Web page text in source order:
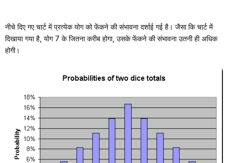
नीचे दिए गए चार्ट में प्रत्येक योग को फेंकने की संभावना दर्शाई गई है। जैसा कि चार्ट में
दिखाया गया है, योग 7 के जितना करीब होगा, उसके फेंकने की संभावना उतनी ही अधिक
होगी।